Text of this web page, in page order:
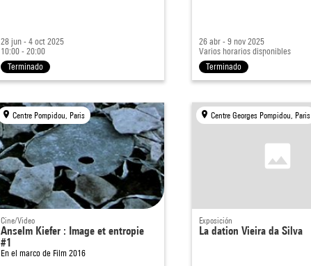
28 jun - 4 oct 2025
10:00 - 20:00
Terminado
26 abr - 9 nov 2025
Varios horarios disponibles
Terminado
Centre Pompidou, Paris
Cine/Video
Anselm Kiefer : Image et entropie
#1
En el marco de Film 2016
Centre Georges Pompidou, Paris
Exposición
La dation Vieira da Silva